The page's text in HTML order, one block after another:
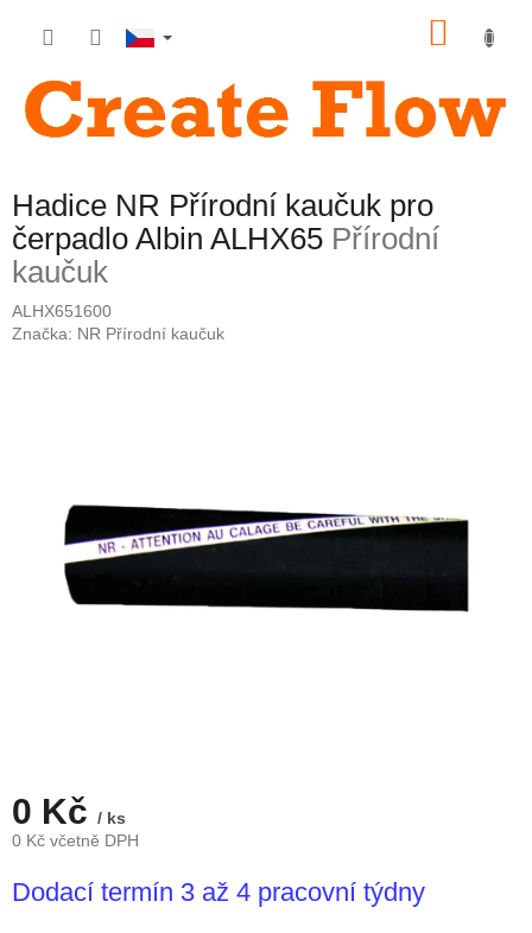
Hadice NR Přírodní kaučuk pro
čerpadlo Albin ALHX65 Přírodní
kaučuk
ALHX651600
Značka: NR Přírodní kaučuk
0 Kč / ks
0 Kč včetně DPH
cena:
Dodací termín 3 až 4 pracovní týdny